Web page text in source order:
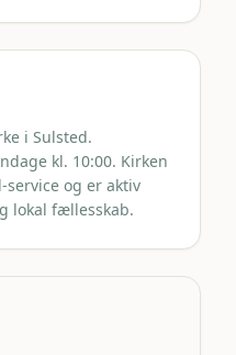
i Sulsted.
kl. 10:00. Kirken
og er aktiv
lokal fællesskab.